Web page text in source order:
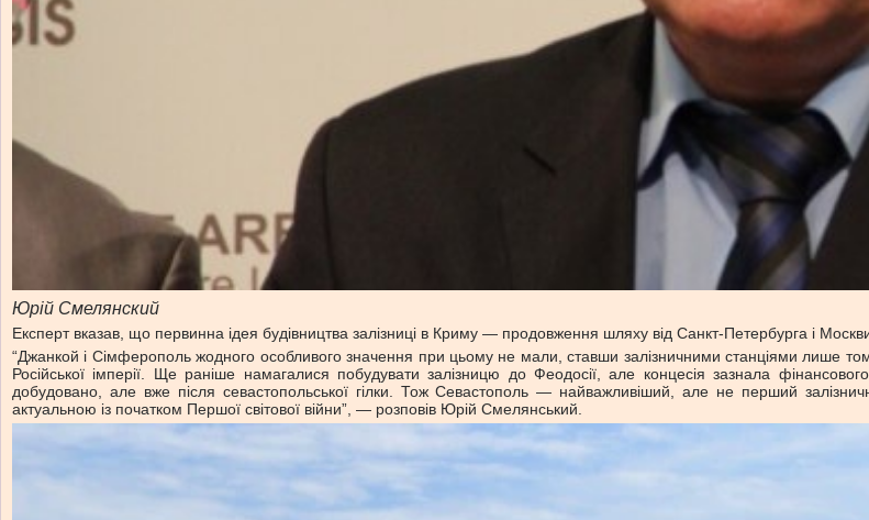
Юрій Смелянский
Експерт вказав, що первинна ідея будівництва залізниці в Криму — продовження шляху від Санкт-Петербурга і
“Джанкой і Сімферополь жодного особливого значення при цьому не мали, ставши залізничними станціями лише
Російської імперії. Ще раніше намагалися побудувати залізницю до Феодосії, але концесія зазнала
добудовано, але вже після севастопольської гілки. Тож Севастополь — найважливіший, але не перший
актуальною із початком Першої світової війни”, — розповів Юрій Смелянський.